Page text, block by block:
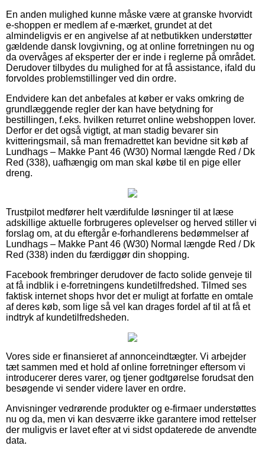
En anden mulighed kunne måske være at granske hvorvidt
e-shoppen er medlem af e-mærket, grundet at det
almindeligvis er en angivelse af at netbutikken understøtter
gældende dansk lovgivning, og at online forretningen nu og
da overvåges af eksperter der er inde i reglerne på området.
Derudover tilbydes du mulighed for at få assistance, ifald du
forvoldes problemstillinger ved din ordre.
Endvidere kan det anbefales at køber er vaks omkring de
grundlæggende regler der kan have betydning for
bestillingen, f.eks. hvilken returret online webshoppen lover.
Derfor er det også vigtigt, at man stadig bevarer sin
kvitteringsmail, så man fremadrettet kan bevidne sit køb af
Lundhags – Makke Pant 46 (W30) Normal længde Red / Dk
Red (338), uafhængig om man skal købe til en pige eller
dreng.
Trustpilot medfører helt værdifulde løsninger til at læse
adskillige aktuelle forbrugeres oplevelser og herved stiller vi
forslag om, at du eftergår e-forhandlerens bedømmelser af
Lundhags – Makke Pant 46 (W30) Normal længde Red / Dk
Red (338) inden du færdiggør din shopping.
Facebook frembringer derudover de facto solide genveje til
at få indblik i e-forretningens kundetilfredshed. Tilmed ses
faktisk internet shops hvor det er muligt at forfatte en omtale
af deres køb, som lige så vel kan drages fordel af til at få et
indtryk af kundetilfredsheden.
Vores side er finansieret af annonceindtægter. Vi arbejder
tæt sammen med et hold af online forretninger eftersom vi
introducerer deres varer, og tjener godtgørelse forudsat den
besøgende vi sender videre laver en ordre.
Anvisninger vedrørende produkter og e-firmaer understøttes
nu og da, men vi kan desværre ikke garantere imod rettelser
der muligvis er lavet efter at vi sidst opdaterede de anvendte
data.